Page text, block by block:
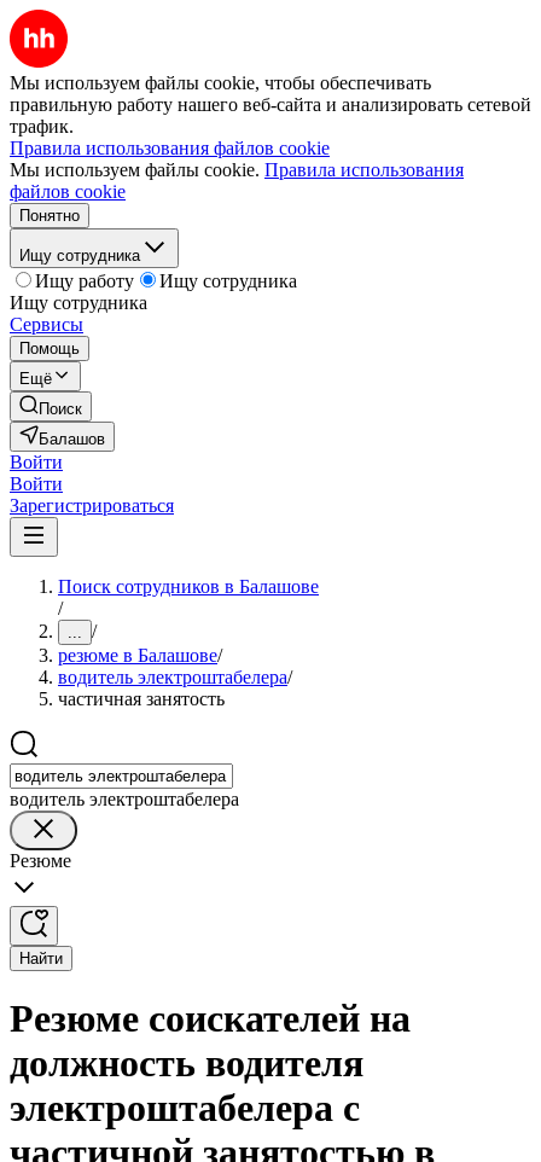
Мы используем файлы cookie, чтобы обеспечивать
правильную работу нашего веб-сайта и анализировать сетевой
трафик.
Правила использования файлов cookie
Мы используем файлы cookie. Правила использования
файлов cookie
Понятно
Ищу сотрудника
Ищу работу
Ищу сотрудника
Ищу сотрудника
Сервисы
Помощь
Ещё
Поиск
Балашов
Войти
Войти
Зарегистрироваться
Поиск сотрудников в Балашове
/
... /
резюме в Балашове/
водитель электроштабелера/
частичная занятость
водитель электроштабелера
Резюме
Найти
Резюме соискателей на
должность водителя
электроштабелера с
частичной занятостью в